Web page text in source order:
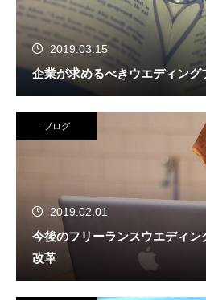
2019.03.15
企業が求めるべきウエディング
ブログ
2019.02.01
今後のフリーランスウエディ
改革